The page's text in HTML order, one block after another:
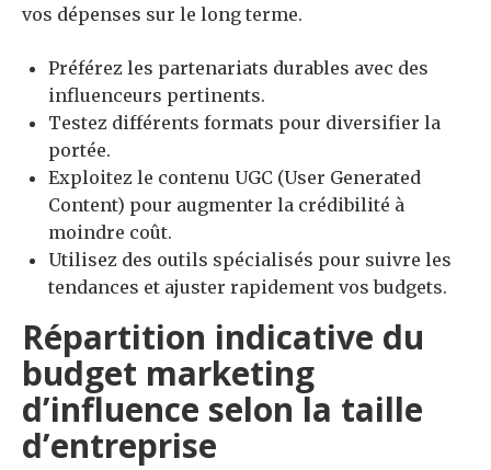
vos dépenses sur le long terme.
Préférez les partenariats durables avec des
influenceurs pertinents.
Testez différents formats pour diversifier la
portée.
Exploitez le contenu UGC (User Generated
Content) pour augmenter la crédibilité à
moindre coût.
Utilisez des outils spécialisés pour suivre les
tendances et ajuster rapidement vos budgets.
Répartition indicative du
budget marketing
d’influence selon la taille
d’entreprise